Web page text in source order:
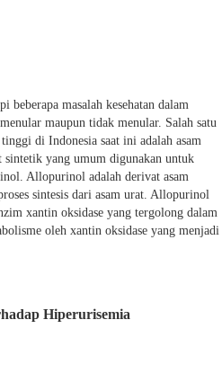
beberapa masalah kesehatan dalam
maupun tidak menular. Salah satu
di Indonesia saat ini adalah asam
sintetik yang umum digunakan untuk
Allopurinol adalah derivat asam
sintesis dari asam urat. Allopurinol
xantin oksidase yang tergolong dalam
oleh xantin oksidase yang menjadi
Hiperurisemia